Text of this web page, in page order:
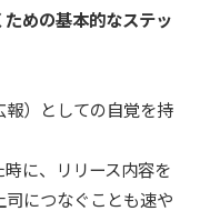
めの基本的なステッ
報）としての自覚を持
に、リリース内容を
司につなぐことも速や